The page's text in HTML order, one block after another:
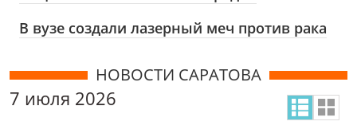
В вузе создали лазерный меч против рака
НОВОСТИ САРАТОВА
7 июля 2026